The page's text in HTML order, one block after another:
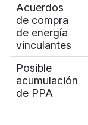
Acuerdos
de compra
de energía
vinculantes
Posible
acumulación
de PPA